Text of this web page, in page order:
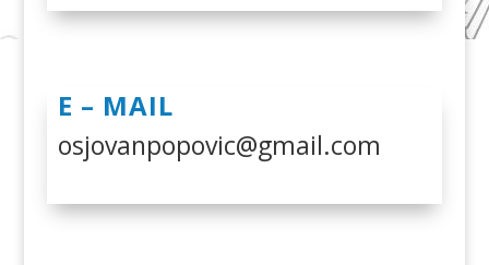
Е – MAIL
osjovanpopovic@gmail.com